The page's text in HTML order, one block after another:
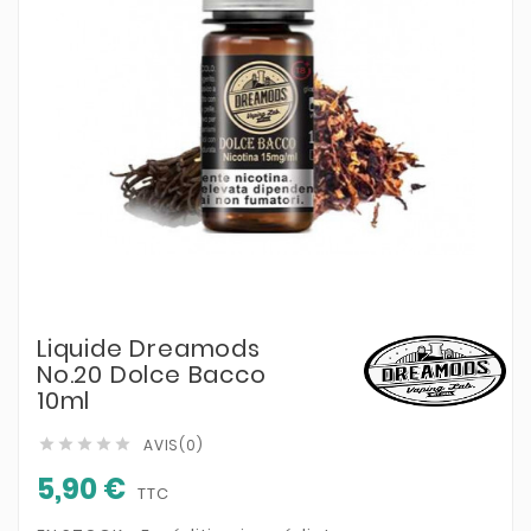
Liquide Dreamods
No.20 Dolce Bacco
10ml
     AVIS(0)
5,90 € TTC